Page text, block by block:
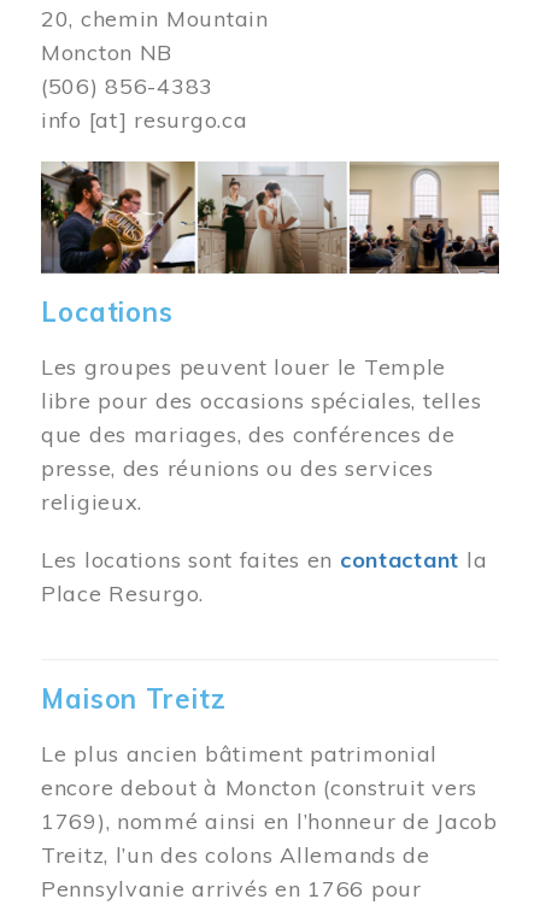
20, chemin Mountain
Moncton NB
(506) 856-4383
info [at] resurgo.ca
Image
Locations
Les groupes peuvent louer le Temple
libre pour des occasions spéciales, telles
que des mariages, des conférences de
presse, des réunions ou des services
religieux.
Les locations sont faites en contactant la
Place Resurgo.
Maison Treitz
Le plus ancien bâtiment patrimonial
encore debout à Moncton (construit vers
1769), nommé ainsi en l’honneur de Jacob
Treitz, l’un des colons Allemands de
Pennsylvanie arrivés en 1766 pour